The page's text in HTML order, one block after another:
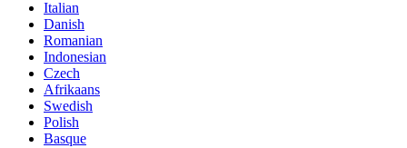
Italian
Danish
Romanian
Indonesian
Czech
Afrikaans
Swedish
Polish
Basque